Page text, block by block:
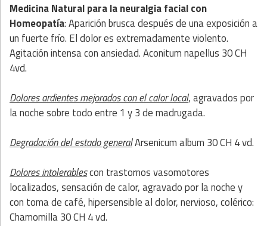
Medicina Naturalpara la neuralgia facial con
Homeopatía: Aparición brusca después de una exposición a
un fuerte frío. El dolor es extremadamente violento.
Agitación intensa con ansiedad. Aconitum napellus 30 CH
4vd.
Dolores ardientes mejorados con el calor local, agravados por
la noche sobre todo entre 1 y 3 de madrugada.
Degradación del estado generalArsenicum album 30 CH 4 vd.
Dolores intolerablescon trastornos vasomotores
localizados, sensación de calor, agravado por la noche y
con toma de café, hipersensible al dolor, nervioso, colérico:
Chamomilla 30 CH 4 vd.